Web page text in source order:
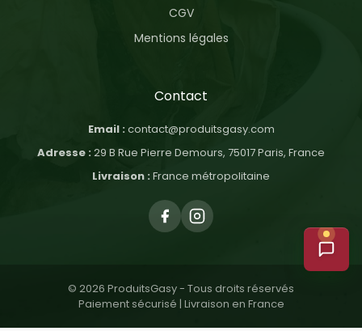
CGV
Mentions légales
Contact
Email : contact@produitsgasy.com
Adresse : 29 B Rue Pierre Demours, 75017 Paris, France
Livraison :France métropolitaine
© 2026 ProduitsGasy - Tous droits réservés
Paiement sécurisé | Livraison en France